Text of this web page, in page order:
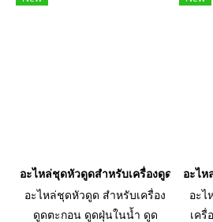
อะไหล่ชุดหัวดูดสำหรับเครื่องดูดตะกอน
อะไหล่ชุดหัวดูด สำหรับเครื่อง
ดูดตะกอน ดูดฝุ่นในน้ำ ดูด
อะไ
อะไ
เครื่